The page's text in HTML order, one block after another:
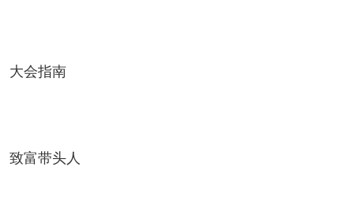
大会指南
致富带头人